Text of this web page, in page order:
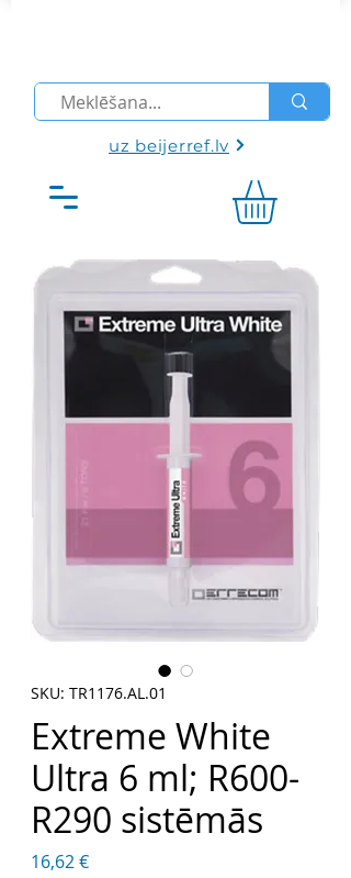
uz beijerref.lv
SKU: TR1176.AL.01
Extreme White
Ultra 6 ml; R600-
R290 sistēmās
16,62 €Cena